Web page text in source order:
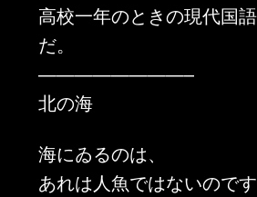
高校一年のときの現代国
だ。
————————–
北の海
海にゐるのは、
あれは人魚ではないのです